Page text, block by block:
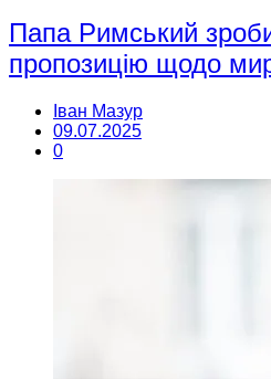
Папа Римський
пропозицію щодо
Іван Мазур
09.07.2025
0